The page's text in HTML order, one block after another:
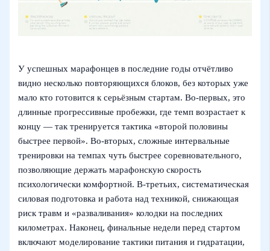
У успешных марафонцев в последние годы отчётливо
видно несколько повторяющихся блоков, без которых уже
мало кто готовится к серьёзным стартам. Во-первых, это
длинные прогрессивные пробежки, где темп возрастает к
концу — так тренируется тактика «второй половины
быстрее первой». Во-вторых, сложные интервальные
тренировки на темпах чуть быстрее соревновательного,
позволяющие держать марафонскую скорость
психологически комфортной. В-третьих, систематическая
силовая подготовка и работа над техникой, снижающая
риск травм и «разваливания» колодки на последних
километрах. Наконец, финальные недели перед стартом
включают моделирование тактики питания и гидратации,